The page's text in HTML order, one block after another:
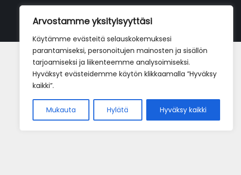
Arvostamme yksityisyyttäsi
Käytämme evästeitä selauskokemuksesi
parantamiseksi, personoitujen mainosten ja sisällön
tarjoamiseksi ja liikenteemme analysoimiseksi.
Hyväksyt evästeidemme käytön klikkaamalla ”Hyväksy
kaikki”.
Mukauta Hylätä Hyväksy kaikki